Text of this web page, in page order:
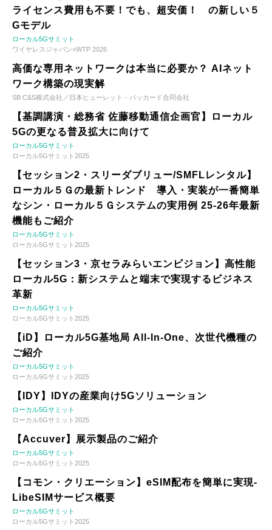
ライセンス費用も不要！でも、超安価！ の新しい５
Gモデル
ローカル5Gサミット
ワイヤレスジャパン×WTP 2026
高価な専用ネットワークは本当に必要か？ AIネット
ワーク構築の現実解
SB C&S株式会社／日本ヒューレット・パッカード合同会社
【基調講演・総務省 佐藤移動通信企画官】ローカル
5Gの更なる普及拡大に向けて
ローカル5Gサミット
ローカル5Gサミット2025
【セッション2・スリーダブリュー/SMFLレンタル】
ローカル５Ｇの最新トレンド 導入・実装が一番簡単
なシン・ローカル５Ｇシステムの実用例 25-26年最新
機能もご紹介
ローカル5Gサミット
ローカル5Gサミット2025
【セッション3・京セラみらいエンビジョン】高性能
ローカル5G：新システムと端末で実現するビジネス
革新
ローカル5Gサミット
ローカル5Gサミット2025
【iD】ローカル5G基地局 All-In-One、次世代機種の
ご紹介
ローカル5Gサミット
ローカル5Gサミット2025
【IDY】IDYの産業向け5Gソリューション
ローカル5Gサミット
ローカル5Gサミット2025
【Accuver】展示製品のご紹介
ローカル5Gサミット
ローカル5Gサミット2025
【コモン・クリエーション】eSIM配布を簡単に実現-
LibeSIMサービス概要
ローカル5Gサミット
ローカル5Gサミット2025